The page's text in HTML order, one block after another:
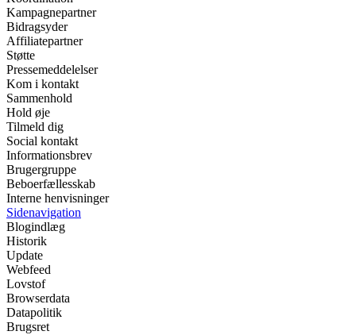
Kampagnepartner
Bidragsyder
Affiliatepartner
Støtte
Pressemeddelelser
Kom i kontakt
Sammenhold
Hold øje
Tilmeld dig
Social kontakt
Informationsbrev
Brugergruppe
Beboerfællesskab
Interne henvisninger
Sidenavigation
Blogindlæg
Historik
Update
Webfeed
Lovstof
Browserdata
Datapolitik
Brugsret